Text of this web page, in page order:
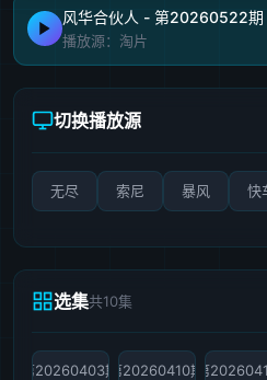
风华合伙人 - 第20260522期
播放源：淘片
切换播放源
无尽 索尼 暴风 快
选集共10集
第20260403期第20260410期 第